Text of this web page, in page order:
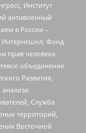
Институт
антивоенный
в России –
Интернешнл, Фонд
прав человека
объединение
Развития,
Служба
территорий,
Восточной